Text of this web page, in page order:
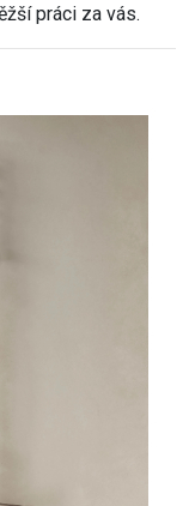
práci za vás.